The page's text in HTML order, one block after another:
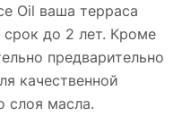
Oil ваша терраса
до 2 лет. Кроме
предварительно
качественной
слоя масла.